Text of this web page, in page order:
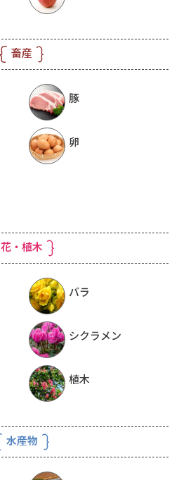
畜産
豚
卵
花・植木
バラ
シクラメン
植木
水産物